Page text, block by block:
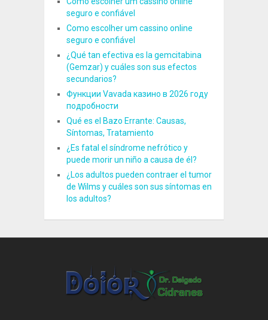
seguro e confiável
Como escolher um cassino online
seguro e confiável
¿Qué tan efectiva es la gemcitabina
(Gemzar) y cuáles son sus efectos
secundarios?
Функции Vavada казино в 2026 году
подробности
Qué es el Bazo Errante: Causas,
Síntomas, Tratamiento
¿Es fatal el síndrome nefrótico y
puede morir un niño a causa de él?
¿Los adultos pueden contraer el tumor
de Wilms y cuáles son sus síntomas en
los adultos?